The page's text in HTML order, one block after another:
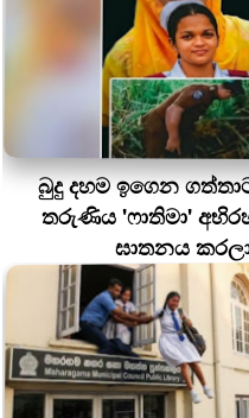
බුදු දහම ඉගෙන
තරුණිය 'ෆාතිමා'
ඝාතනය